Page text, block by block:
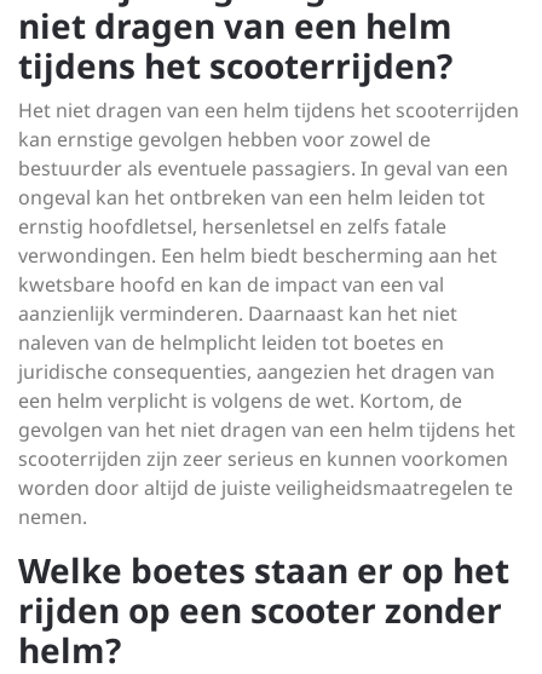
niet dragen van een helm
tijdens het scooterrijden?
Het niet dragen van een helm tijdens het scooterrijden
kan ernstige gevolgen hebben voor zowel de
bestuurder als eventuele passagiers. In geval van een
ongeval kan het ontbreken van een helm leiden tot
ernstig hoofdletsel, hersenletsel en zelfs fatale
verwondingen. Een helm biedt bescherming aan het
kwetsbare hoofd en kan de impact van een val
aanzienlijk verminderen. Daarnaast kan het niet
naleven van de helmplicht leiden tot boetes en
juridische consequenties, aangezien het dragen van
een helm verplicht is volgens de wet. Kortom, de
gevolgen van het niet dragen van een helm tijdens het
scooterrijden zijn zeer serieus en kunnen voorkomen
worden door altijd de juiste veiligheidsmaatregelen te
nemen.
Welke boetes staan er op het
rijden op een scooter zonder
helm?